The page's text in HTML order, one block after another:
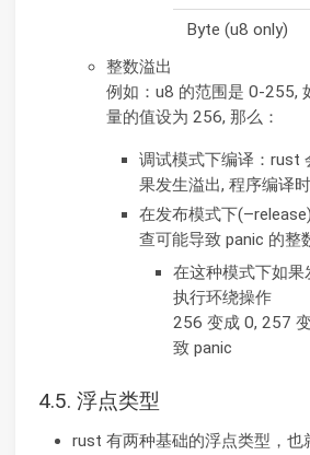
Byte (u8 only)
整数溢出
例如：u8 的范围是 0-255,
量的值设为 256, 那么：
调试模式下编译：rust
果发生溢出, 程序编译
在发布模式下
查可能导致 panic 的整
在这种模式下如
执行环绕操作
256 变成 0, 257
致 panic
4.5. 浮点类型
rust 有两种基础的浮点类型，也